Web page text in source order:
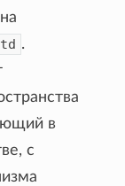
.
в
с